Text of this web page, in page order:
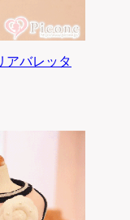
アバレッタ